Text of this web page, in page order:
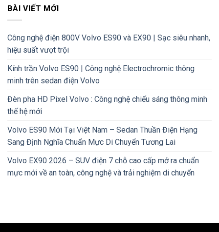
BÀI VIẾT MỚI
Công nghệ điện 800V Volvo ES90 và EX90 | Sạc siêu nhanh,
hiệu suất vượt trội
Kính trần Volvo ES90 | Công nghệ Electrochromic thông
minh trên sedan điện Volvo
Đèn pha HD Pixel Volvo : Công nghệ chiếu sáng thông minh
thế hệ mới
Volvo ES90 Mới Tại Việt Nam – Sedan Thuần Điện Hạng
Sang Định Nghĩa Chuẩn Mực Di Chuyển Tương Lai
Volvo EX90 2026 – SUV điện 7 chỗ cao cấp mở ra chuẩn
mực mới về an toàn, công nghệ và trải nghiệm di chuyển